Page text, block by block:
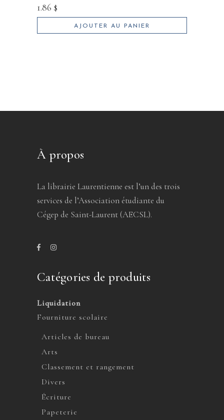
1.86 $
AJOUTER AU PANIER
À propos
La librairie Laurentienne est l’un des trois
services de l’Association étudiante du
Cégep de Saint-Laurent (AECSL).
Catégories de produits
Liquidation
Fourniture scolaire
Articles de bureau
Arts
Classement et rangement
Divers
Écriture
Papeterie